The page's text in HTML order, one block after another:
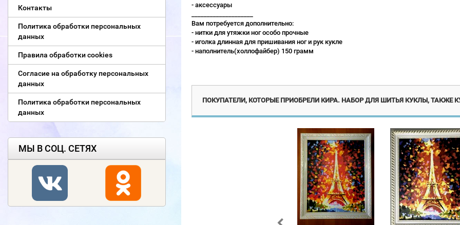
Контакты
Политика обработки персональных
данных
Правила обработки cookies
Согласие на обработку персональных
данных
Политика обработки персональных
данных
МЫ В СОЦ. СЕТЯХ
- аксессуары
Вам потребуется дополнительно:
- нитки для утяжки ног особо прочные
- иголка длинная для пришивания ног и рук кукле
- наполнитель(холлофайбер) 150 грамм
ПОКУПАТЕЛИ, КОТОРЫЕ ПРИОБРЕЛИ КИРА. НАБОР ДЛЯ ШИТЬЯ КУКЛЫ, ТАКЖЕ
при общем заказе от 50000р370р при общем заказе от 50000р